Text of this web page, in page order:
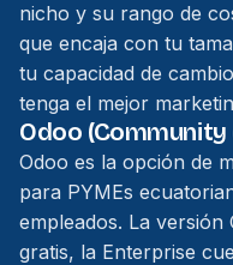
nicho y su rango de
que encaja con tu
tu capacidad de
tenga el mejor
Odoo
Odoo es la opción de
para PYMEs
empleados. La
gratis, la Enterprise